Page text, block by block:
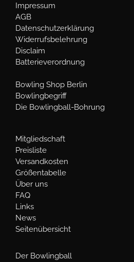
Impressum
AGB
Datenschutzerklärung
Widerrufsbelehrung
Disclaim
Batterieverordnung
Bowling Shop Berlin
Bowlingbegriff
Die Bowlingball-Bohrung
Mitgliedschaft
Preisliste
Versandkosten
Größentabelle
Über uns
FAQ
Links
News
Seitenübersicht
Der Bowlingball